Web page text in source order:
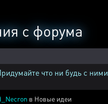
с форума
что ни будь с ними
в Новые идеи